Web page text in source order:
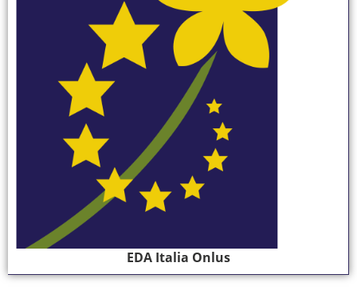
EDA Italia Onlus